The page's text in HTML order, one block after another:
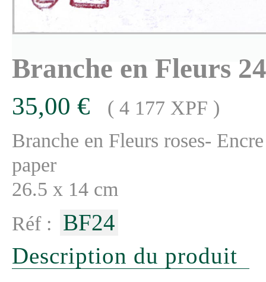
Branche en Fleurs 24
35,00 €
( 4 177 XPF )
Branche en Fleurs roses-
paper
26.5 x 14 cm
Réf : BF24
Description du produit